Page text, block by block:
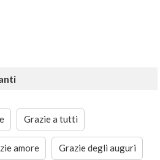
Grazie a tutti
amore Grazie degli auguri